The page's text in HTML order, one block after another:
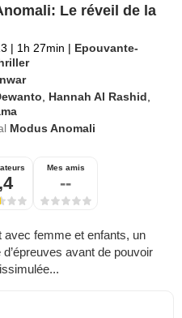
Le réveil de la
| 1h 27min | Epouvante-
Hannah Al Rashid
Modus Anomali
Mes amis
--
avec femme et enfants, un
avant de pouvoir